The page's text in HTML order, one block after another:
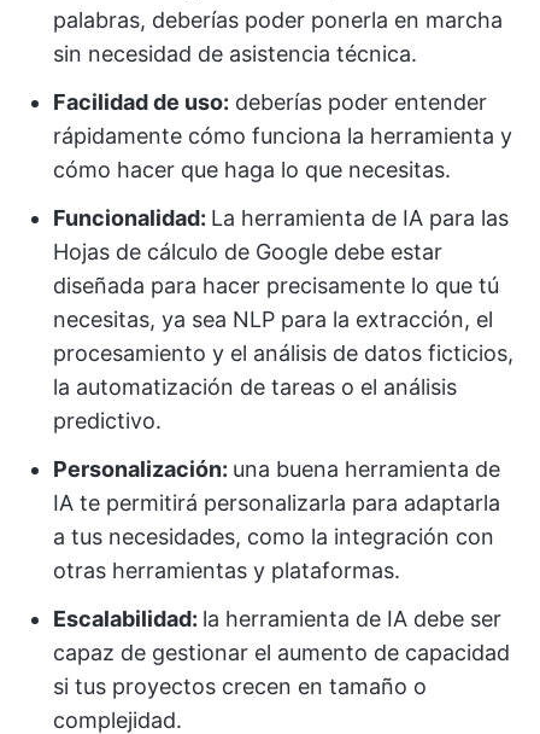
palabras, deberías poder ponerla en marcha
sin necesidad de asistencia técnica.
Facilidad de uso: deberías poder entender
rápidamente cómo funciona la herramienta y
cómo hacer que haga lo que necesitas.
Funcionalidad: La herramienta de IA para las
Hojas de cálculo de Google debe estar
diseñada para hacer precisamente lo que tú
necesitas, ya sea NLP para la extracción, el
procesamiento y el análisis de datos ficticios,
la automatización de tareas o el análisis
predictivo.
Personalización: una buena herramienta de
IA te permitirá personalizarla para adaptarla
a tus necesidades, como la integración con
otras herramientas y plataformas.
Escalabilidad: la herramienta de IA debe ser
capaz de gestionar el aumento de capacidad
si tus proyectos crecen en tamaño o
complejidad.